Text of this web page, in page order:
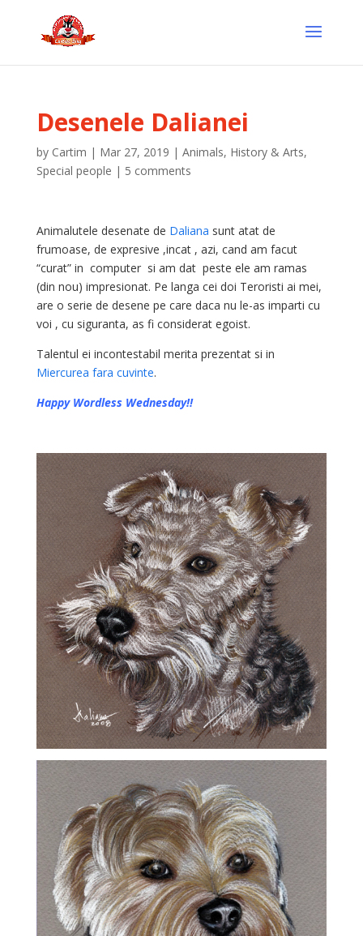
Desenele Dalianei
by Cartim | Mar 27, 2019 | Animals, History & Arts,
Special people | 5 comments
Animalutele desenate de Daliana sunt atat de
frumoase, de expresive ,incat , azi, cand am facut
“curat” in computer si am dat peste ele am ramas
(din nou) impresionat. Pe langa cei doi Teroristi ai mei,
are o serie de desene pe care daca nu le-as imparti cu
voi , cu siguranta, as fi considerat egoist.
Talentul ei incontestabil merita prezentat si in
Miercurea fara cuvinte.
Happy Wordless Wednesday!!